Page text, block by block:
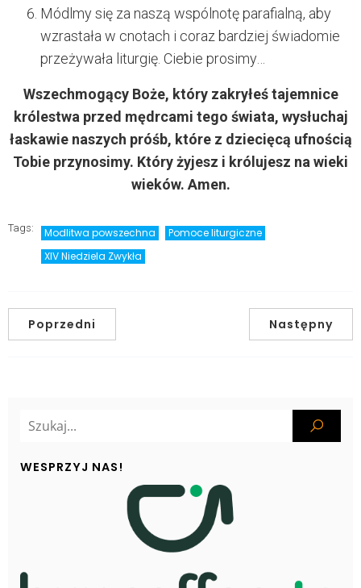
Módlmy się za naszą wspólnotę parafialną, aby
wzrastała w cnotach i coraz bardziej świadomie
przeżywała liturgię. Ciebie prosimy…
Wszechmogący Boże, który zakryłeś tajemnice
królestwa przed mędrcami tego świata, wysłuchaj
łaskawie naszych próśb, które z dziecięcą ufnością
Tobie przynosimy. Który żyjesz i królujesz na wieki
wieków. Amen.
Tags: Modlitwa powszechna
Pomoce liturgiczne
XIV Niedziela Zwykła
Poprzedni Następny
WESPRZYJ NAS!